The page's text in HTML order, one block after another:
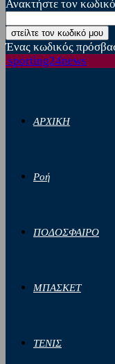
Ανακτήστε τον
Ένας κωδικός
sporting24news
ΑΡΧΙΚΗ
Ροή
ΠΟΔΟΣΦΑΙΡΟ
ΜΠΑΣΚΕΤ
ΤΕΝΙΣ